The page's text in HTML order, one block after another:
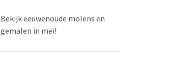
Bekijk eeuwenoude molens en
gemalen in mei!